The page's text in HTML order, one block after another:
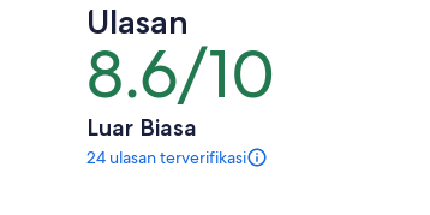
Ulasan
8.6/10
8.6
dari
10
Luar Biasa
24 ulasan terverifikasi
24